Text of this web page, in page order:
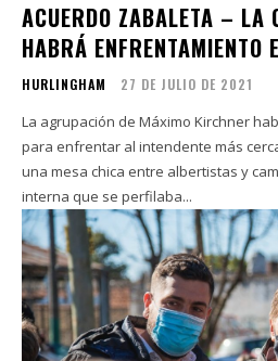
ACUERDO ZABALETA – LA
HABRÁ ENFRENTAMIENTO
HURLINGHAM 27 DE JULIO DE 2021
La agrupación de Máximo Kirchner
para enfrentar al intendente más
una mesa chica entre albertistas y
interna que se perfilaba...